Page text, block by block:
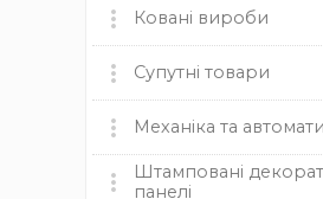
Підкови
Ковані полоси
Ковані поручні
Профілі для хомутів
Мангали, пічки та
мангали пічки
Камінні топки BOKAR
Ковані вироби
Ковані ворота
Ковані огорожі
Ковані навіси
Супутні товари
Пластикові заглушки
круглі прямокутні
Механіка та
Механіка
Штамповані
панелі